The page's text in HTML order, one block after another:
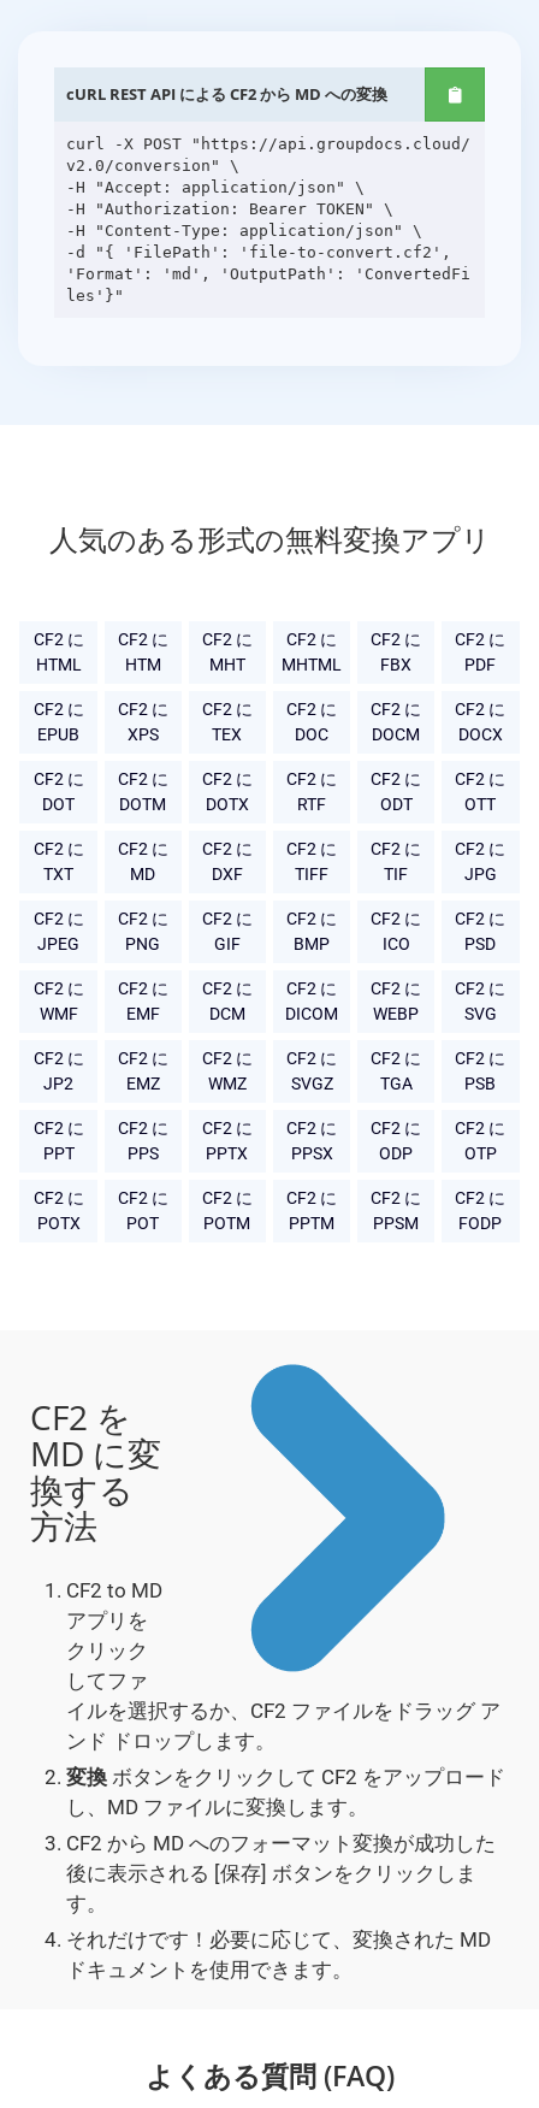
cURL REST API による CF2 から MD への変換
curl -X POST "https://api.groupdocs.cloud/
v2.0/conversion" \
-H "Accept: application/json" \
-H "Authorization: Bearer TOKEN" \
-H "Content-Type: application/json" \
-d "{ 'FilePath': 'file-to-convert.cf2',
'Format': 'md', 'OutputPath': 'ConvertedFi
人気のある形式の無料変換アプリ
CF2 に
HTML
CF2 に
HTM
CF2 に
MHT
CF2 に
MHTML
CF2 に
FBX
CF2 に
PDF
CF2 に
EPUB
CF2 に
XPS
CF2 に
TEX
CF2 に
DOC
CF2 に
DOCM
CF2 に
DOCX
CF2 に
DOT
CF2 に
DOTM
CF2 に
DOTX
CF2 に
RTF
CF2 に
ODT
CF2 に
OTT
CF2 に
TXT
CF2 に
MD
CF2 に
DXF
CF2 に
TIFF
CF2 に
TIF
CF2 に
JPG
CF2 に
JPEG
CF2 に
PNG
CF2 に
GIF
CF2 に
BMP
CF2 に
ICO
CF2 に
PSD
CF2 に
WMF
CF2 に
EMF
CF2 に
DCM
CF2 に
DICOM
CF2 に
WEBP
CF2 に
SVG
CF2 に
JP2
CF2 に
EMZ
CF2 に
WMZ
CF2 に
SVGZ
CF2 に
TGA
CF2 に
PSB
CF2 に
PPT
CF2 に
PPS
CF2 に
PPTX
CF2 に
PPSX
CF2 に
ODP
CF2 に
OTP
CF2 に
POTX
CF2 に
POT
CF2 に
POTM
CF2 に
PPTM
CF2 に
PPSM
CF2 に
FODP
CF2 を
MD に変
換する
方法
CF2 to MD
アプリを
クリック
してファ
イルを選択するか、CF2 ファイルをドラッグ ア
ンド ドロップします。
変換 ボタンをクリックして CF2 をアップロード
し、MD ファイルに変換します。
CF2 から MD へのフォーマット変換が成功した
後に表示される [保存] ボタンをクリックしま
す。
それだけです！必要に応じて、変換された MD
ドキュメントを使用できます。
よくある質問 (FAQ)